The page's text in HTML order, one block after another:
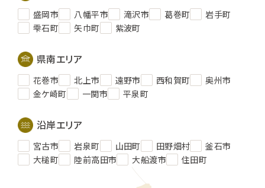
盛岡市 八幡平市 滝沢市 葛巻町
岩手町
雫石町
矢巾町 紫波町
県南エリア
花巻市 北上市 遠野市 西和賀町
奥州市
金ケ崎町
一関市 平泉町
沿岸エリア
宮古市 岩泉町 山田町 田野畑村
釜石市
大槌町
陸前高田市 大船渡市 住田町